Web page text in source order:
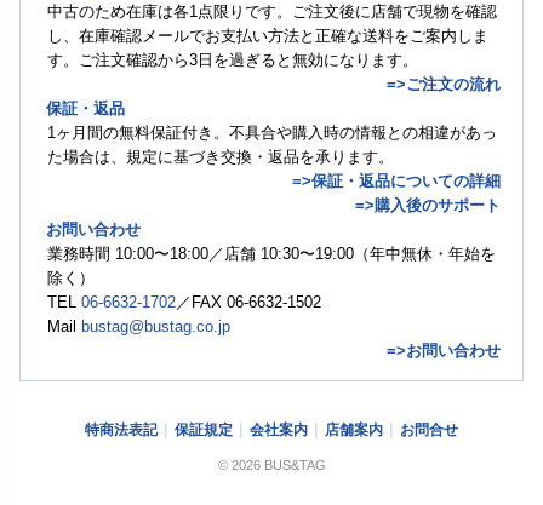
中古のため在庫は各1点限りです。ご注文後に店舗で現物を確認
し、在庫確認メールでお支払い方法と正確な送料をご案内しま
す。ご注文確認から3日を過ぎると無効になります。
=>ご注文の流れ
保証・返品
1ヶ月間の無料保証付き。不具合や購入時の情報との相違があっ
た場合は、規定に基づき交換・返品を承ります。
=>保証・返品についての詳細
=>購入後のサポート
お問い合わせ
業務時間 10:00〜18:00／店舗 10:30〜19:00（年中無休・年始を
除く）
TEL 06-6632-1702 ／FAX 06-6632-1502
Mail bustag@bustag.co.jp
=>お問い合わせ
特商法表記 保証規定 会社案内 店舗案内 お問合せ
© 2026 BUS&TAG